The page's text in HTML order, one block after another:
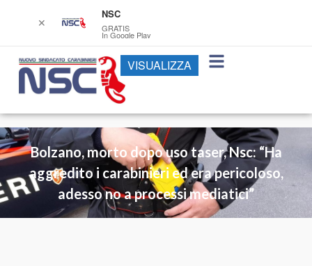
Bolzano, morto dopo uso taser, Nsc: “Ha
aggredito i carabinieri ed era pericoloso,
adesso no a processi mediatici”
✕
NSC
GRATIS
In Google Play
VISUALIZZA